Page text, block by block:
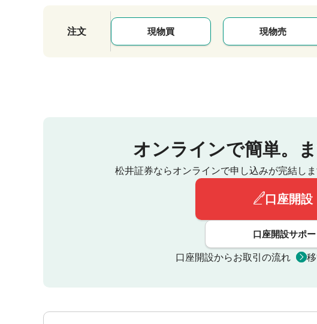
注文 現物買 現物売
オンラインで簡単。
松井証券ならオンラインで申し込みが完結しま
口座開設
口座開設サポ
口座開設からお取引の流れ